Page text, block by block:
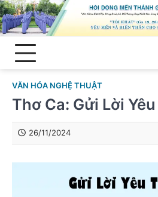
Skip
to
content
VĂN HÓA NGHỆ THUẬT
Thơ Ca: Gửi Lời
26/11/2024